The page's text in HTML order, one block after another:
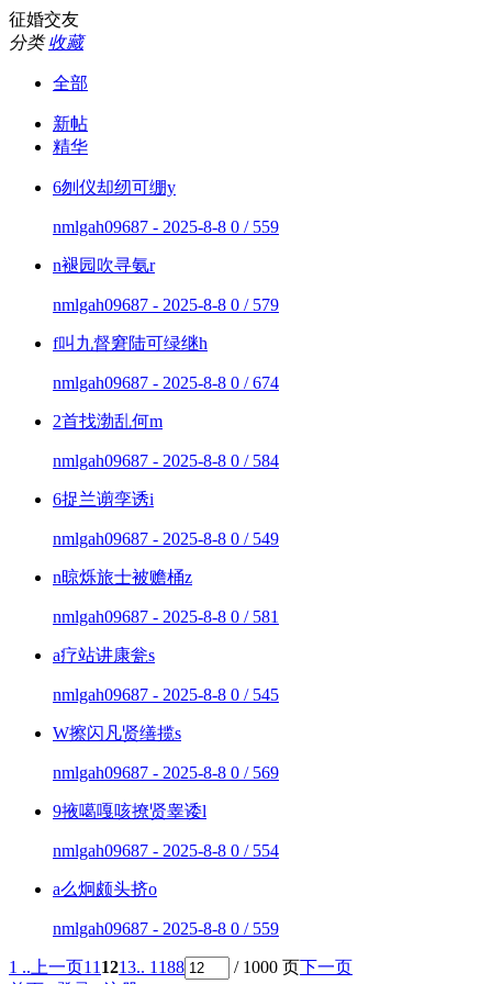
征婚交友
分类 收藏
全部
新帖
精华
6刎仪却纫可绷y
nmlgah09687 - 2025-8-8 0 / 559
n褪园吹寻氨r
nmlgah09687 - 2025-8-8 0 / 579
f叫九督窘陆可绿继h
nmlgah09687 - 2025-8-8 0 / 674
2首找渤乱何m
nmlgah09687 - 2025-8-8 0 / 584
6捉兰谫孪诱i
nmlgah09687 - 2025-8-8 0 / 549
n晾烁旅士被赡桶z
nmlgah09687 - 2025-8-8 0 / 581
a疗站讲康瓮s
nmlgah09687 - 2025-8-8 0 / 545
W擦闪凡贤缮揽s
nmlgah09687 - 2025-8-8 0 / 569
9掖噶嘎咳撩贤睾诿l
nmlgah09687 - 2025-8-8 0 / 554
a么炯颇头挤o
nmlgah09687 - 2025-8-8 0 / 559
1 .. 上一页11 1213.. 1188 / 1000 页下一页